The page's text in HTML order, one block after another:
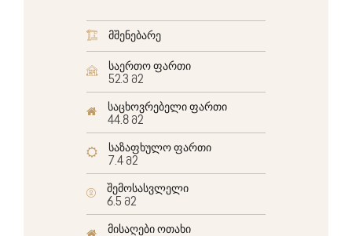
მშენებარე
საერთო ფართი
52.3 მ2
საცხოვრებელი ფართი
44.8 მ2
საზაფხულო ფართი
7.4 მ2
შემოსასვლელი
6.5 მ2
მისაღები ოთახი